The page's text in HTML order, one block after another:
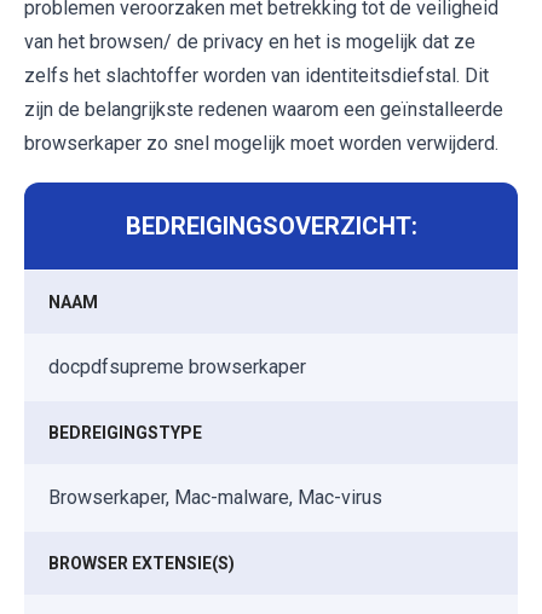
problemen veroorzaken met betrekking tot de veiligheid
van het browsen/ de privacy en het is mogelijk dat ze
zelfs het slachtoffer worden van identiteitsdiefstal. Dit
zijn de belangrijkste redenen waarom een ​​geïnstalleerde
browserkaper zo snel mogelijk moet worden verwijderd.
BEDREIGINGSOVERZICHT:
NAAM
docpdfsupreme browserkaper
BEDREIGINGSTYPE
Browserkaper, Mac-malware, Mac-virus
BROWSER EXTENSIE(S)